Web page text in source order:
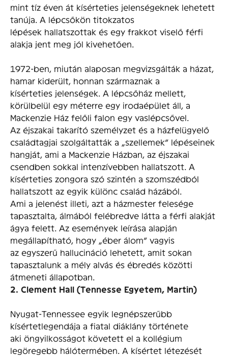
mint tíz éven át kísérteties jelenségeknek lehetett
tanúja. A lépcsőkön titokzatos
lépések hallatszottak és egy frakkot viselő férfi
alakja jent meg jól kivehetően.
1972-ben, miután alaposan megvizsgálták a házat,
hamar kiderült, honnan származnak a
kísérteties jelenségek. A lépcsőház mellett,
körülbelül egy méterre egy irodaépület áll, a
Mackenzie Ház felőli falon egy vaslépcsővel.
Az éjszakai takarító személyzet és a házfelügyelő
családtagjai szolgáltatták a „szellemek” lépéseinek
hangját, ami a Mackenzie Házban, az éjszakai
csendben sokkal intenzívebben hallatszott. A
kísérteties zongora szó szintén a szomszédból
hallatszott az egyik különc család házából.
Ami a jelenést illeti, azt a házmester felesége
tapasztalta, álmából felébredve látta a férfi alakját
ágya felett. Az események leírása alapján
megállapítható, hogy „éber álom” vagyis
az egyszerű hallucináció lehetett, amit sokan
tapasztalunk a mély alvás és ébredés közötti
átmeneti állapotban.
2. Clement Hall (Tennesse Egyetem, Martin)
Nyugat-Tennessee egyik legnépszerűbb
kísértetlegendája a fiatal diáklány története
aki öngyilkosságot követett el a kollégium
legöregebb hálótermében. A kísértet létezését